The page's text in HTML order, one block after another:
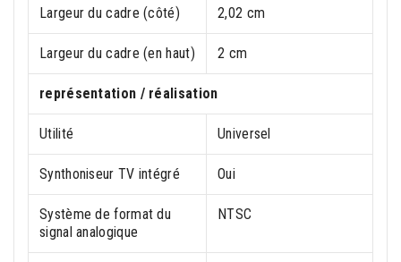
Largeur du cadre (côté) 2,02 cm
Largeur du cadre (en haut) 2 cm
représentation / réalisation
Utilité Universel
Synthoniseur TV intégré Oui
Système de format du
signal analogique
NTSC